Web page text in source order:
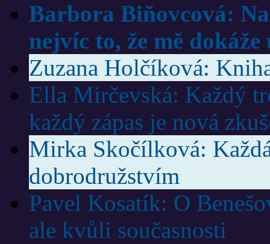
Barbora Biňovcová:
nejvíc to, že mě
Zuzana Holčíková:
Ella Mirčevská: Každý
každý zápas je nová
Mirka Skočílková:
dobrodružstvím
Pavel Kosatík: O
ale kvůli současnosti